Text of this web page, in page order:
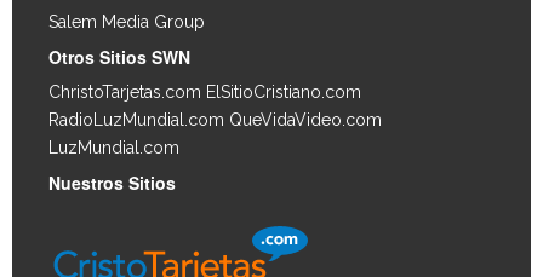
Salem Media Group
Otros Sitios SWN
ChristoTarjetas.com ElSitioCristiano.com
RadioLuzMundial.com QueVidaVideo.com
LuzMundial.com
Nuestros Sitios